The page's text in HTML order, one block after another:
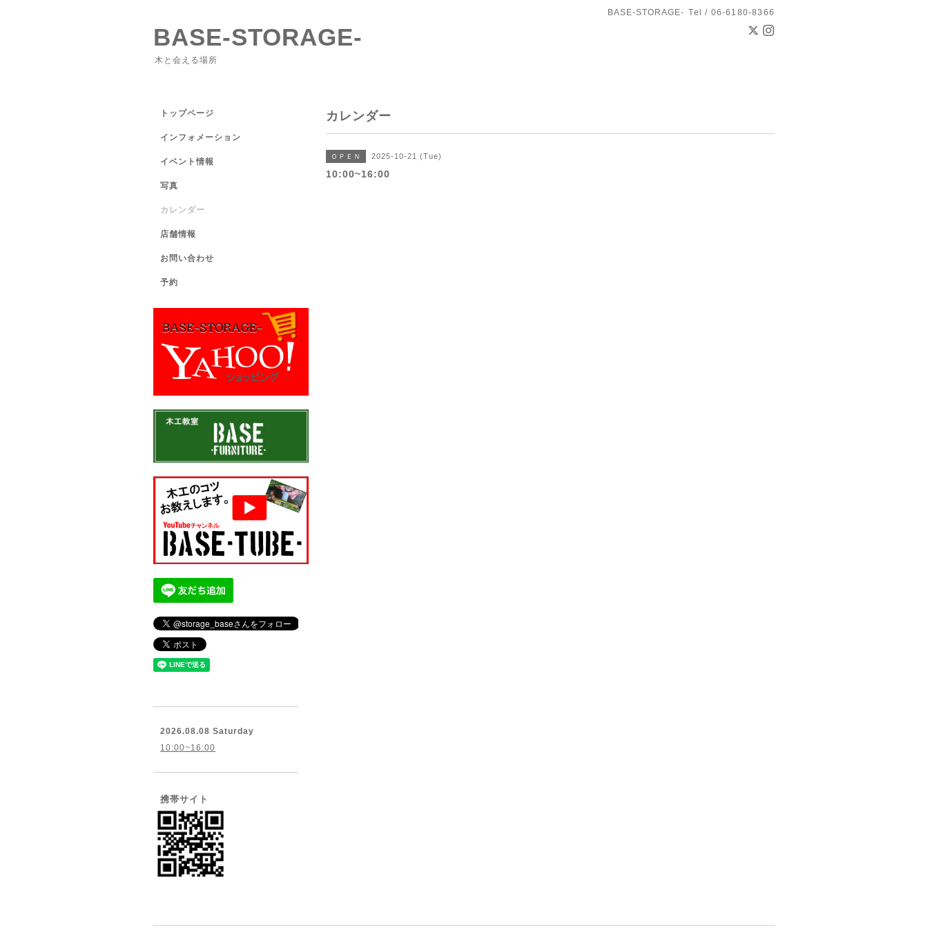
BASE-STORAGE- Tel / 06-6180-8366
BASE-STORAGE-
木と会える場所
カレンダー
ＯＰＥＮ 2025-10-21 (Tue)
10:00~16:00
トップページ
インフォメーション
イベント情報
写真
カレンダー
店舗情報
お問い合わせ
予約
2026.08.08 Saturday
10:00~16:00
携帯サイト